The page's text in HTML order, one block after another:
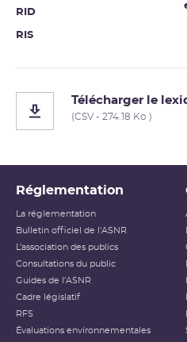
RID
RIS
Télécharger le
(CSV - 274.18 Ko )
Réglementation
La réglementation
Bulletin officiel de l'ASNR
L’association des publics
Consultations du public
Guides de l'ASNR
Cadre législatif
RFS
Évaluations environnementales